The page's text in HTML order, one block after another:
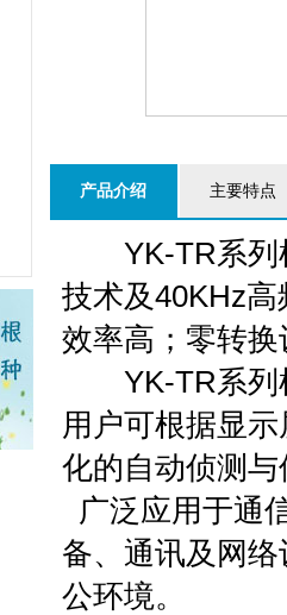
产品介绍 主要特点
YK-TR系列机
技术及40KHz
效率高；零转
YK-TR系列机
用户可根据显
化的自动侦测
广泛应用于通
备、通讯及网
公环境。